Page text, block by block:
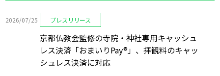
2026/07/25 プレスリリース
京都仏教会監修の寺院・神社専用キャッシュ
レス決済「おまいりPay®」、拝観料のキャッ
シュレス決済に対応